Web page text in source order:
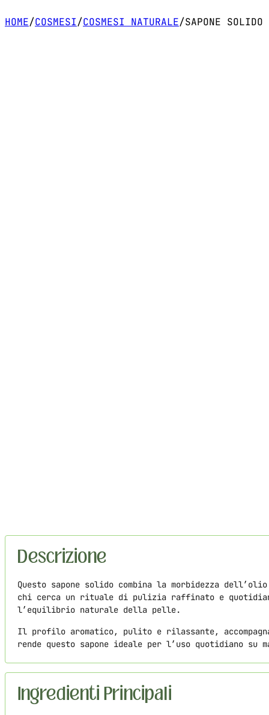
HOME/COSMESI/COSMESI NATURALE/SAPONE
Descrizione
Questo sapone solido combina la morbidezza
chi cerca un rituale di pulizia raffinato e
l’equilibrio naturale della pelle.
Il profilo aromatico, pulito e rilassante,
rende questo sapone ideale per l’uso quotidiano su
Ingredienti Principali